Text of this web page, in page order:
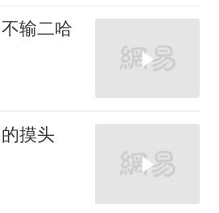
输二哈
摸头